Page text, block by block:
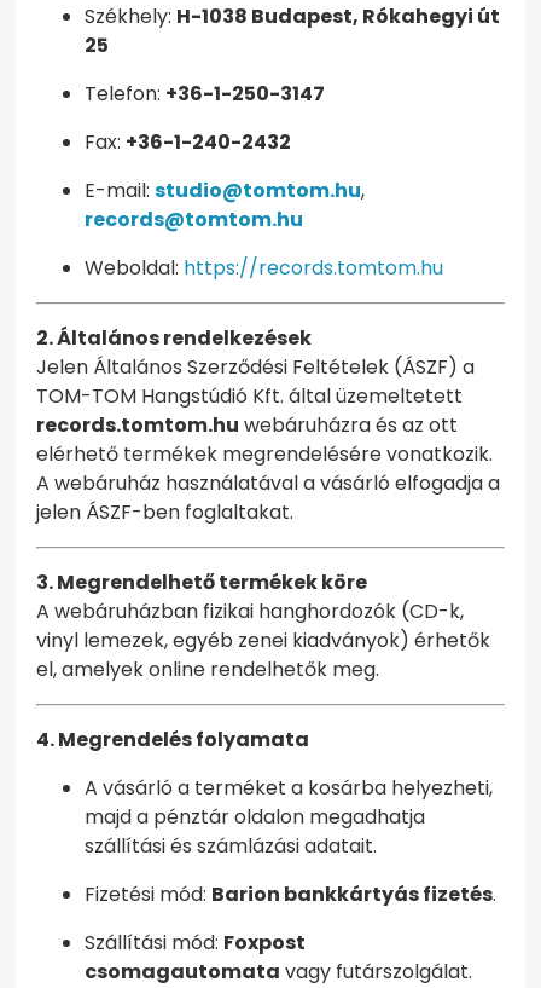
Székhely: H-1038 Budapest, Rókahegyi út
25
Telefon: +36-1-250-3147
Fax: +36-1-240-2432
E-mail:studio@tomtom.hu,
records@tomtom.hu
Weboldal: https://records.tomtom.hu
2. Általános rendelkezések
Jelen Általános Szerződési Feltételek (ÁSZF) a
TOM-TOM Hangstúdió Kft. által üzemeltetett
records.tomtom.hu webáruházra és az ott
elérhető termékek megrendelésére vonatkozik.
A webáruház használatával a vásárló elfogadja a
jelen ÁSZF-ben foglaltakat.
3. Megrendelhető termékek köre
A webáruházban fizikai hanghordozók (CD-k,
vinyl lemezek, egyéb zenei kiadványok) érhetők
el, amelyek online rendelhetők meg.
4. Megrendelés folyamata
A vásárló a terméket a kosárba helyezheti,
majd a pénztár oldalon megadhatja
szállítási és számlázási adatait.
Fizetési mód: Barion bankkártyás fizetés.
Szállítási mód: Foxpost
csomagautomata vagy futárszolgálat.